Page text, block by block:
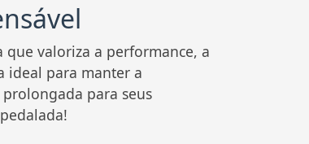
valoriza a performance, a
ideal para manter a
para seus